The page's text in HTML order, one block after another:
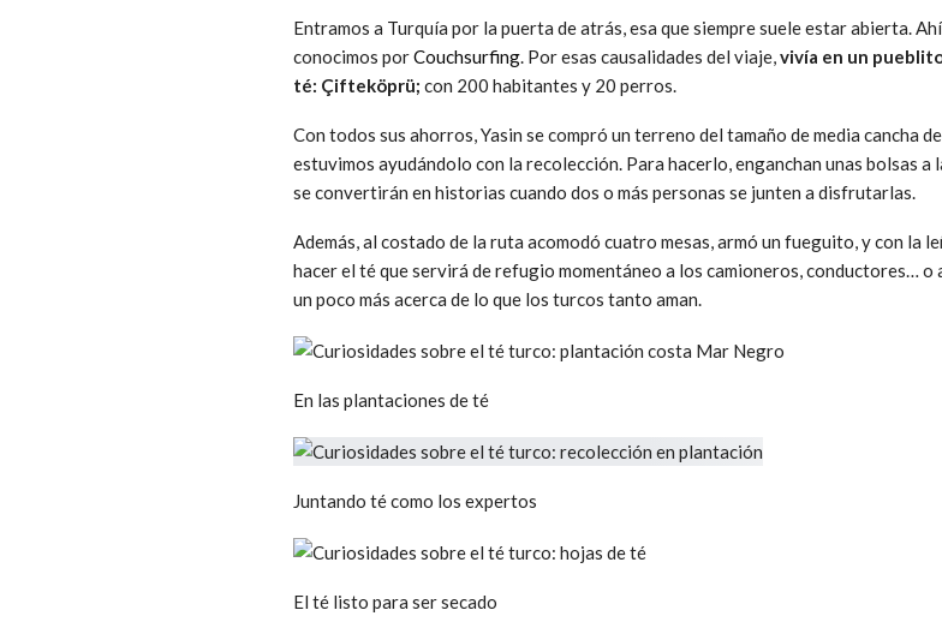
Entramos a Turquía por la puerta de atrás, esa que siempre suele estar abierta.
conocimos porCouchsurfing. Por esas causalidades del viaje,vivía en un
té: Çifteköprü; con 200 habitantes y 20 perros.
Con todos sus ahorros, Yasin se compró un terreno del tamaño de media cancha
estuvimos ayudándolo con la recolección. Para hacerlo, enganchan unas bolsas
se convertirán en historias cuando dos o más personas se junten a disfrutarlas.
Además, al costado de la ruta acomodó cuatro mesas, armó un fueguito, y con la
hacer el té que servirá de refugio momentáneo a los camioneros, conductores…
un poco más acerca de lo que los turcos tanto aman.
En las plantaciones de té
Juntando té como los expertos
El té listo para ser secado